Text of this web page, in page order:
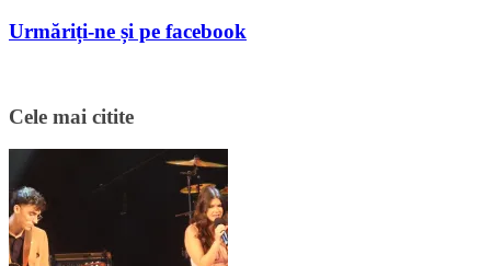
Urmăriți-ne și pe facebook
Cele mai citite